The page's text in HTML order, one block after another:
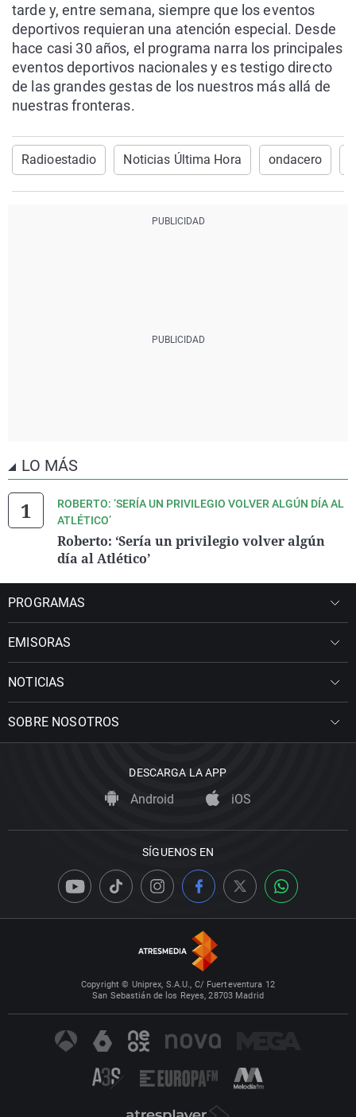
tarde y, entre semana, siempre que los eventos
deportivos requieran una atención especial. Desde
hace casi 30 años, el programa narra los principales
eventos deportivos nacionales y es testigo directo
de las grandes gestas de los nuestros más allá de
nuestras fronteras.
Radioestadio Noticias Última Hora ondacero
LO MÁS
ROBERTO: ‘SERÍA UN PRIVILEGIO VOLVER ALGÚN DÍA AL
ATLÉTICO’
Roberto: ‘Sería un privilegio volver algún
día al Atlético’
PROGRAMAS
EMISORAS
NOTICIAS
SOBRE NOSOTROS
DESCARGA LA APP
Android iOS
SÍGUENOS EN
Copyright © Uniprex, S.A.U., C/ Fuerteventura 12
San Sebastián de los Reyes, 28703 Madrid